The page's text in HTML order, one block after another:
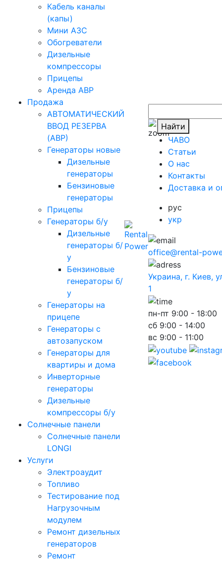
Кабель каналы
(капы)
Мини АЗС
Обогреватели
Дизельные
компрессоры
Прицепы
Аренда АВР
Продажа
АВТОМАТИЧЕСКИЙ
ВВОД РЕЗЕРВА
(АВР)
Генераторы новые
Дизельные
генераторы
Бензиновые
генераторы
Прицепы
Генераторы б/у
Дизельные
генераторы б/
у
Бензиновые
генераторы б/
у
Генераторы на
прицепе
Генераторы с
автозапуском
Генераторы для
квартиры и дома
Инверторные
генераторы
Дизельные
компрессоры б/у
Солнечные панели
Солнечные панели
LONGI
Услуги
Электроаудит
Топливо
Тестирование под
Нагрузочным
модулем
Ремонт дизельных
генераторов
Ремонт
Найти
ЧАВО
Cтатьи
O нас
Контакты
Доставка и
рус
укр
office@rental-
Украина, г. Киев,
1
пн-пт 9:00 - 18:00
сб 9:00 - 14:00
вс 9:00 - 11:00